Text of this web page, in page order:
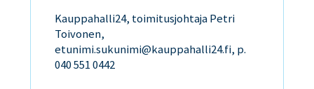
Kauppahalli24, toimitusjohtaja Petri
Toivonen,
etunimi.sukunimi@kauppahalli24.fi, p.
040 551 0442